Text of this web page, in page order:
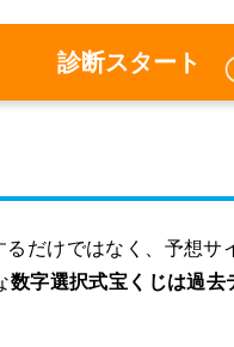
診断スタート
だけではなく、予想サ
数字選択式宝くじは過